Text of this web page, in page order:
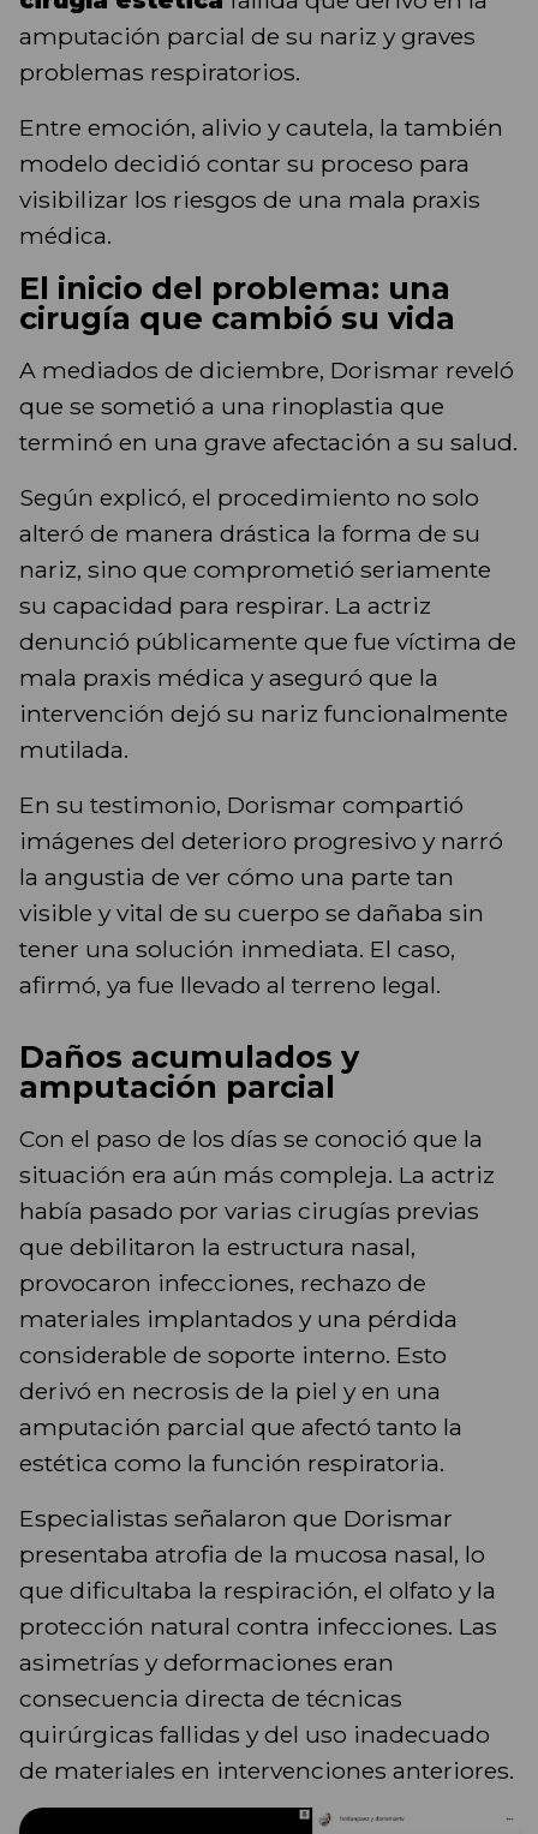
amputación parcial de su nariz y graves
problemas respiratorios.
Entre emoción, alivio y cautela, la también
modelo decidió contar su proceso para
visibilizar los riesgos de una mala praxis
médica.
El inicio del problema: una
cirugía que cambió su vida
A mediados de diciembre, Dorismar reveló
que se sometió a una rinoplastia que
terminó en una grave afectación a su salud.
Según explicó, el procedimiento no solo
alteró de manera drástica la forma de su
nariz, sino que comprometió seriamente
su capacidad para respirar. La actriz
denunció públicamente que fue víctima de
mala praxis médica y aseguró que la
intervención dejó su nariz funcionalmente
mutilada.
En su testimonio, Dorismar compartió
imágenes del deterioro progresivo y narró
la angustia de ver cómo una parte tan
visible y vital de su cuerpo se dañaba sin
tener una solución inmediata. El caso,
afirmó, ya fue llevado al terreno legal.
Daños acumulados y
amputación parcial
Con el paso de los días se conoció que la
situación era aún más compleja. La actriz
había pasado por varias cirugías previas
que debilitaron la estructura nasal,
provocaron infecciones, rechazo de
materiales implantados y una pérdida
considerable de soporte interno. Esto
derivó en necrosis de la piel y en una
amputación parcial que afectó tanto la
estética como la función respiratoria.
Especialistas señalaron que Dorismar
presentaba atrofia de la mucosa nasal, lo
que dificultaba la respiración, el olfato y la
protección natural contra infecciones. Las
asimetrías y deformaciones eran
consecuencia directa de técnicas
quirúrgicas fallidas y del uso inadecuado
de materiales en intervenciones anteriores.